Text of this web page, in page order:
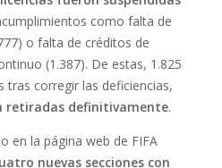
como falta de
o falta de créditos de
(1.387). De estas, 1.825
tras corregir las deficiencias,
retiradas definitivamente.
en la página web de FIFA
nuevas secciones con